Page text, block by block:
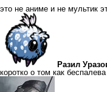
это не аниме и не мультик
Разил
коротко о том как